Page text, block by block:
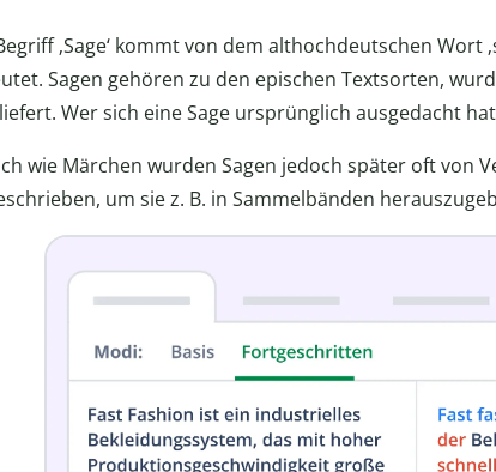
‚Sage‘ kommt von dem althochdeutschen Wort
Sagen gehören zu den epischen Textsorten,
Wer sich eine Sage ursprünglich ausgedacht
wie Märchen wurden Sagen jedoch später oft von
um sie z. B. in Sammelbänden